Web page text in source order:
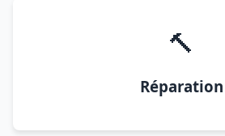
🔨
Réparation